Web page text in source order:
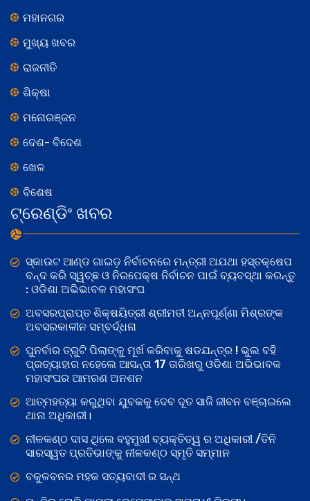
ମହାନଗର
ମୁଖ୍ୟ ଖବର
ରାଜନୀତି
ଶିକ୍ଷା
ମନୋରଞ୍ଜନ
ଦେଶ- ବିଦେଶ
ଖେଳ
ବିଶେଷ
ଟ୍ରେଣ୍ଡିଂ ଖବର
ସ୍କାଉଟ ଆଣ୍ଡ ଗାଇଡ଼ ନିର୍ବାଚନରେ ମନ୍ତ୍ରୀ ଅଯଥା ହସ୍ତକ୍ଷେପ
ବନ୍ଦ କରି ସ୍ୱଚ୍ଛ ଓ ନିରପେକ୍ଷ ନିର୍ବାଚନ ପାଇଁ ବ୍ୟବସ୍ଥା କରନ୍ତୁ
: ଓଡିଶା ଅଭିଭାବକ ମହାସଂଘ
ଅବସରପ୍ରାପ୍ତ ଶିକ୍ଷୟିତ୍ରୀ ଶ୍ରୀମତୀ ଅନ୍ନପୂର୍ଣ୍ଣା ମିଶ୍ରଙ୍କ
ଅବସରକାଳୀନ ସମ୍ବର୍ଦ୍ଧନା
ପୁନର୍ବାର ତ୍ରୁଟି ପିଲାଙ୍କୁ ମୂର୍ଖ କରିବାକୁ ଷଡଯନ୍ତ୍ର ! ଭୁଲ ବହି
ପ୍ରତ୍ୟାହାର ନହେଲେ ଆସନ୍ତା 17 ତାରିଖରୁ ଓଡିଶା ଅଭିଭାବକ
ମହାସଂଘର ଆମରଣ ଅନଶନ
ଆତ୍ମହତ୍ୟା କରୁଥିବା ଯୁବକକୁ ଦେବ ଦୂତ ସାଜି ଜୀବନ ବଞ୍ଚାଇଲେ
ଥାନା ଅଧିକାରୀ।
ନୀଳକଣ୍ଠ ଦାସ ଥିଲେ ବହୁମୁଖୀ ବ୍ୟକ୍ତିତ୍ୱ ର ଅଧିକାରୀ /ତିନି
ସାରସ୍ୱତ ପ୍ରତିଭାଙ୍କୁ ନୀଳକଣ୍ଠ ସ୍ମୃତି ସମ୍ମାନ
ବକୁଳବନର ମହକ ସତ୍ୟବାଦୀ ର ସନ୍ଥ